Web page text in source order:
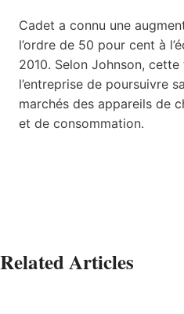
Cadet a connu une
l’ordre de 50 pour cent à
2010. Selon Johnson,
l’entreprise de poursuivre
marchés des appareils de
et de consommation.
Related Articles